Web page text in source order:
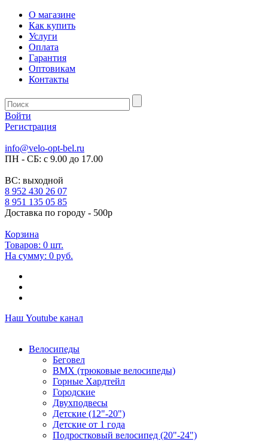
О магазине
Как купить
Услуги
Оплата
Гарантия
Оптовикам
Контакты
Войти
Регистрация
info@velo-opt-bel.ru
ПН - СБ: с 9.00 до 17.00
ВС: выходной
8 952 430 26 07
8 951 135 05 85
Доставка по городу - 500р
Корзина
Товаров: 0 шт.
На сумму: 0 руб.
Наш Youtube канал
Велосипеды
Беговел
ВМХ (трюковые велосипеды)
Горные Хардтейл
Городские
Двухподвесы
Детские (12"-20")
Детские от 1 года
Подростковый велосипед (20"-24")